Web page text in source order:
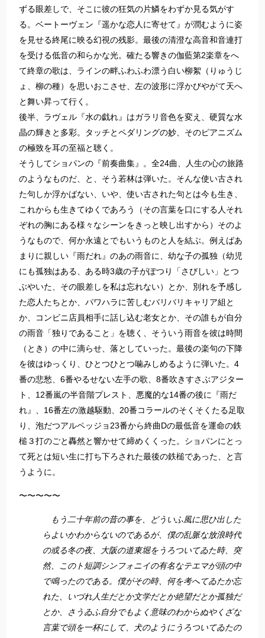
ずる眼差しで、そこに彼の狂気の片鱗をわずか見る気がす
る。ベートーヴェン『遥かな恋人に寄せて』が潤むように姿
を見せる終尾に映る幻視の残影。最後の清澄な高音和音連打
を受ける低音の和らかな光。確たる響きの伽藍第2楽章をへ
て終章の歌は、ラインの畔ふわふわ漂う白い柳絮（りゅうじ
ょ、柳の種）を思いおこさせ、左の波形に浮かびやがて天へ
と舞い昇って行く。
後半、ラヴェル『水の戯れ』はガラリ音色を変え、硬質な水
晶の輝きと多彩。タッチとペダリングの妙、そのピアニズム
の極致を耳の至福と聴く。
そうしてショパンの『前奏曲集』。全24曲、人生の心の旅路
のようなものだ、と、そう若林は弾いた。そんな使い古され
た句しか浮かばない、いや、使い古された句とは今も生き、
これからも生きてゆくであろう（その言葉を口にする人それ
ぞれの胸にある様々なシーンをきっと映し出すから）そのよ
うなもので、何か永遠とでもいうものと人を結ぶ。例えばあ
まりに親しい『雨だれ』のあの雨音に、幼な子の孤独（幼児
にも孤独はある、ある時3歳の子がぽつり「さびしい」とつ
ぶやいた、その眼差しを私は忘れない）とか、別れを予感し
た恋人たちとか、パワハラに苦しむバリバリキャリア組と
か、コンビニ店員相手に話し込む老女とか、その誰もが自分
の雨音「独りであること」を聴く、そういう雨音を彼は時間
（とき）の中に滴らせ、落としていった。最後の楽句の下降
を彼はゆっくり、ひとつひとつ噛みしめるように弾いた。4
番の悲愁、6番やるせない左手の歌、8番吹きすさぶアジター
ト、12番嵐の半音階プレスト、悪魔的な14番の後に『雨だ
れ』、16番左の激越駆動、20番コラールのそくそくたる足取
り、泡だつアルペッジョ23番から終曲Dの最低音を運命の鉄
槌３打のごと轟然と響かせて締めくくった。ショパンにとっ
て死とは短い生に打ち下ろされた最後の鉄槌であった、と言
うように。
〜〜〜〜〜
もう二十年前の昔の事を、どういふ風に思ひ出した
らよいかわからないのであるが、僕の乱脈な放浪時代
の或る冬の夜、大阪の道東堀をうろついてゐた時、突
然、このト短調シンフォニイの有名なテエマが頭の中
で鳴ったのである。僕がその時、何を考へてゐたか忘
れた、いづれ人生だとか文学だとか絶望だとか孤独だ
とか、さうゐふ自分でもよく意味のわからぬやくざな
言葉で頭を一杯にして、犬のようにうろついてゐたの